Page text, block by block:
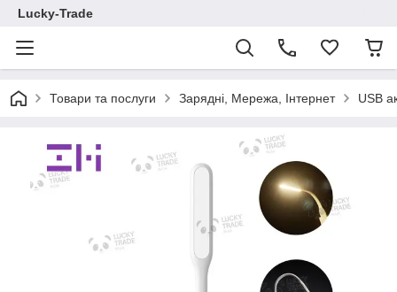
Lucky-Trade
Товари та послуги Зарядні, Мережа, Інтернет USB